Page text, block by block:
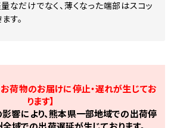
なだけでなく、薄くなった端部はスコッ
す。
荷物のお届けに停止・遅れが生じてお
ります】
響により、熊本県一部地域での出荷停